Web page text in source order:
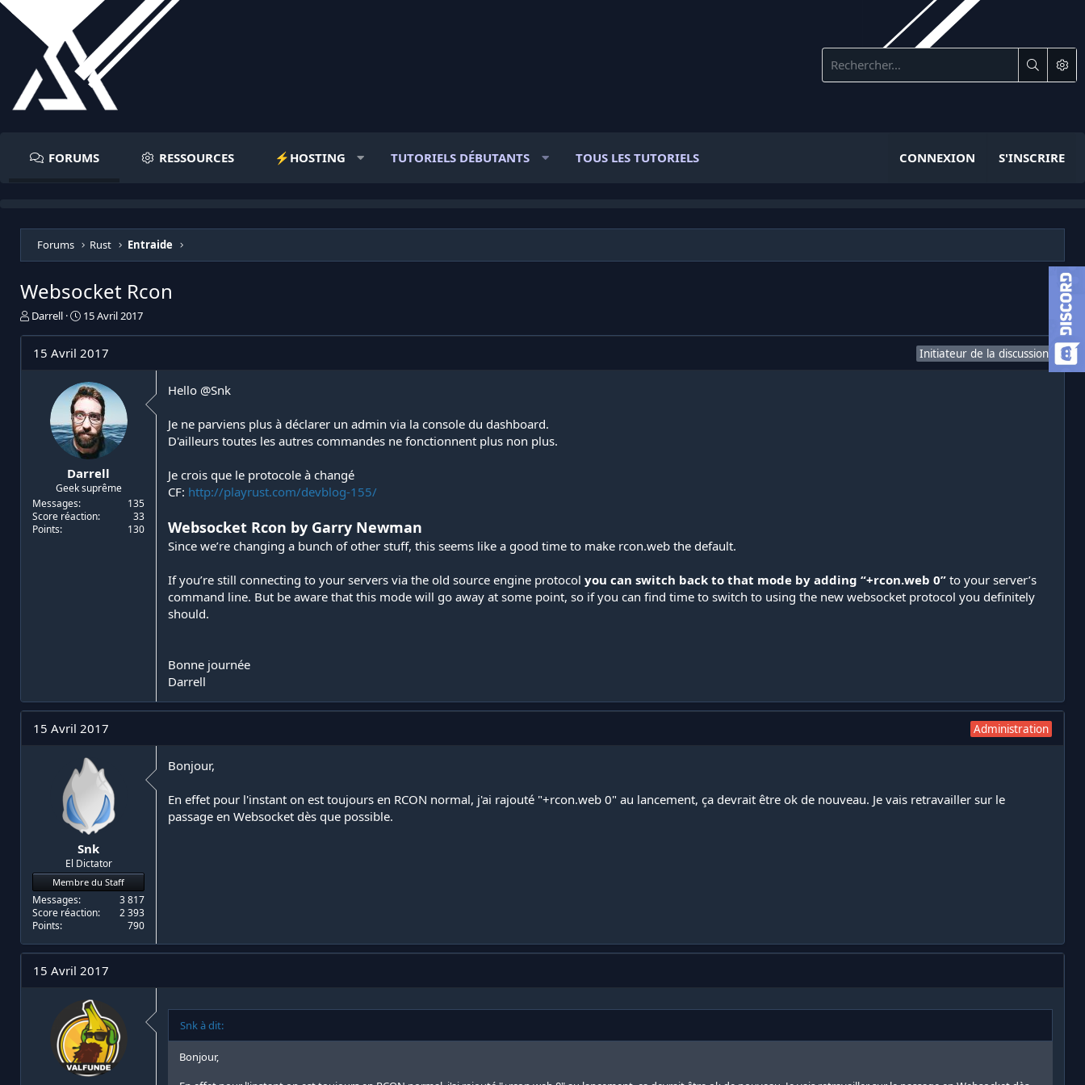
FORUMS RESSOURCES ⚡️HOSTING TUTORIELS DÉBUTANTS TOUS LES TUTORIELS CONNEXION S'INSCRIRE
Forums Rust Entraide
Websocket Rcon
I
a
d
Darrell
D
e
e
d
é
b
u
t
15 Avril 2017
15 Avril 2017 Initiateur de la discussion
Darrell
Geek suprême
Messages
135
Score réaction
33
Points
130
Hello @Snk
Je ne parviens plus à déclarer un admin via la console du dashboard.
D'ailleurs toutes les autres commandes ne fonctionnent plus non plus.
Je crois que le protocole à changé
CF: http://playrust.com/devblog-155/
Websocket Rcon by Garry Newman
Since we’re changing a bunch of other stuff, this seems like a good time to make rcon.web the default.
If you’re still connecting to your servers via the old source engine protocol you can switch back to that mode by adding “+rcon.web 0” to your server’s
command line. But be aware that this mode will go away at some point, so if you can find time to switch to using the new websocket protocol you definitely
should.
Bonne journée
Darrell
15 Avril 2017 Administration
Snk
El Dictator
Membre du Staff
Messages
3 817
Score réaction
2 393
Points
790
Bonjour,
En effet pour l'instant on est toujours en RCON normal, j'ai rajouté "+rcon.web 0" au lancement, ça devrait être ok de nouveau. Je vais retravailler sur le
passage en Websocket dès que possible.
15 Avril 2017
Snk à dit:
Bonjour,